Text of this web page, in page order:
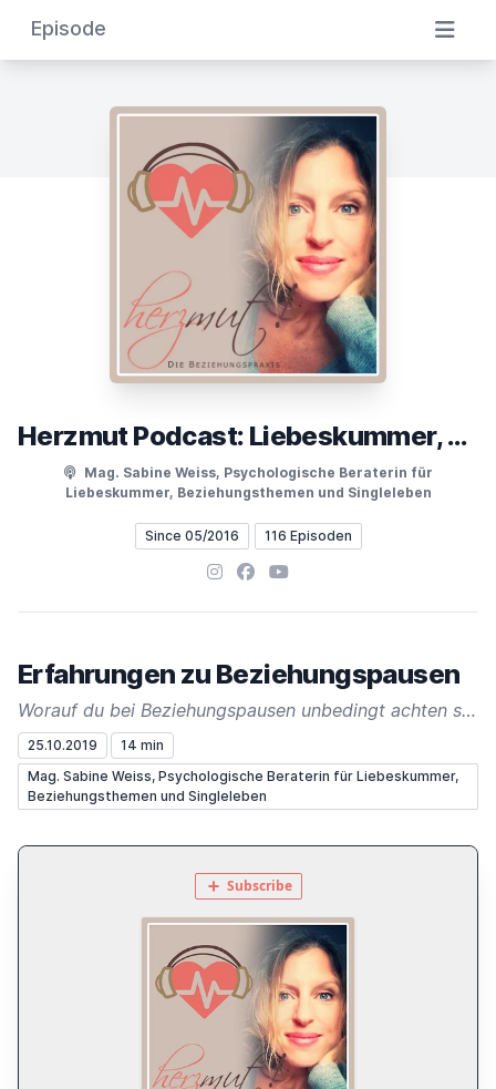
Episode
Herzmut Podcast: Liebeskummer, Beziehungsthemen und Singleleben
Mag. Sabine Weiss, Psychologische Beraterin für
Liebeskummer, Beziehungsthemen und Singleleben
Since 05/2016 116 Episoden
Instagram
Facebook
YouTube
Erfahrungen zu Beziehungspausen
Worauf du bei Beziehungspausen unbedingt achten solltest!
25.10.2019
14 min
Mag. Sabine Weiss, Psychologische Beraterin für Liebeskummer,
Beziehungsthemen und Singleleben